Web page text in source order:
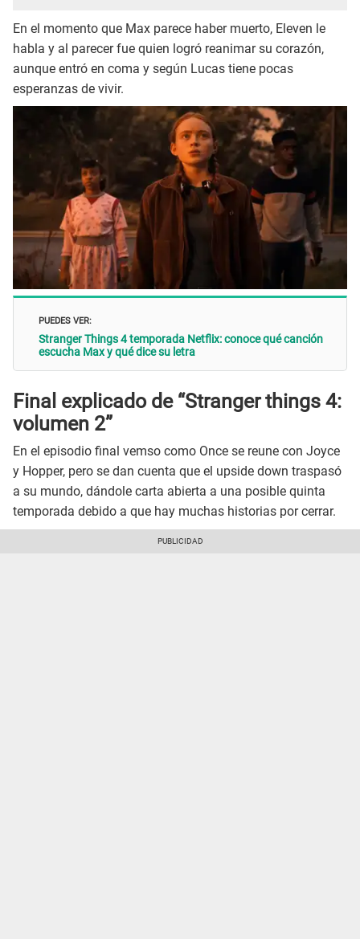
En el momento que Max parece haber muerto, Eleven le
habla y al parecer fue quien logró reanimar su corazón,
aunque entró en coma y según Lucas tiene pocas
esperanzas de vivir.
PUEDES VER:
Stranger Things 4 temporada Netflix: conoce qué canción
escucha Max y qué dice su letra
Final explicado de “Stranger things 4:
volumen 2”
En el episodio final vemso como Once se reune con Joyce
y Hopper, pero se dan cuenta que el upside down traspasó
a su mundo, dándole carta abierta a una posible quinta
temporada debido a que hay muchas historias por cerrar.